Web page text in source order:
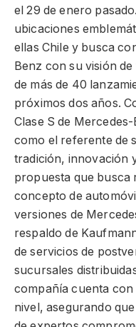
el 29 de enero
ubicaciones
ellas Chile y busca
Benz con su visión
de más de 40
próximos dos años.
Clase S de
como el referente de
tradición, innovación
propuesta que busca
concepto de
versiones de
respaldo de
de servicios de
sucursales
compañía cuenta
nivel, asegurando